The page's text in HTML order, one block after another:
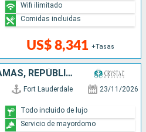
US$ 8,341 +Tasas
Wifi ilimitado
Comidas incluidas
ESTADOS UNIDOS, BAHAMAS, REPÚBLICA DOMINICANA, PUERTO RICO, ARUBA, COLOMBIA, PANAMÁ, COSTA RICA
Fort Lauderdale 23/11/2026
Todo incluido de lujo
Servicio de mayordomo